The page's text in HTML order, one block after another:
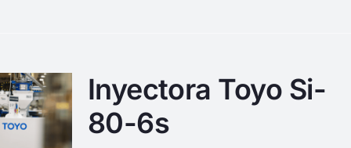
Inyectora Toyo Si-
80-6s